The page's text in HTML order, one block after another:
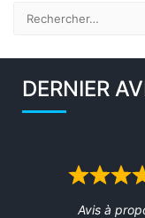
DERNIER
Rated
Avis à